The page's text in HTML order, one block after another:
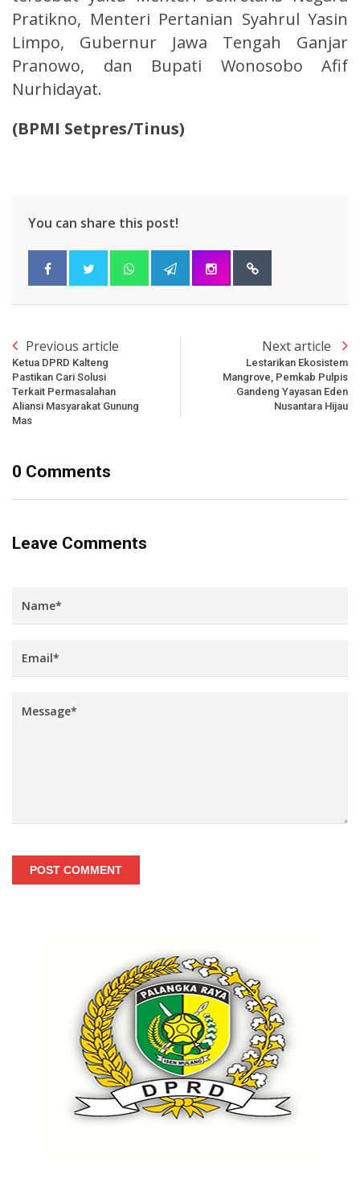
Pratikno, Menteri Pertanian Syahrul Yasin
Limpo, Gubernur Jawa Tengah Ganjar
Pranowo, dan Bupati Wonosobo Afif
Nurhidayat.
(BPMI Setpres/Tinus)
You can share this post!
Previous article
Ketua DPRD Kalteng
Pastikan Cari Solusi
Terkait Permasalahan
Aliansi Masyarakat Gunung
Mas
Next article
Lestarikan Ekosistem
Mangrove, Pemkab Pulpis
Gandeng Yayasan Eden
Nusantara Hijau
0 Comments
Leave Comments
POST COMMENT